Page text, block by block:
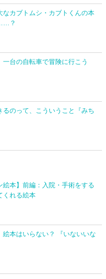
なカブトムシ・カブトくんの本
？
一台の自転車で冒険に行こう
るのって、こういうこと『みち
絵本】前編：入院・手術をする
くれる絵本
絵本はいらない？ 『いないいな